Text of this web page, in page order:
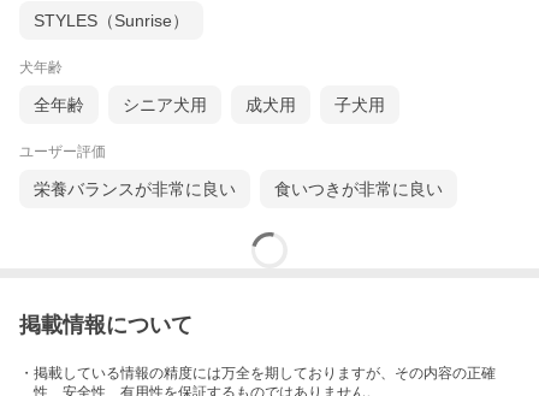
STYLES（Sunrise）
犬年齢
全年齢 シニア犬用 成犬用 子犬用
ユーザー評価
栄養バランスが非常に良い 食いつきが非常に良い
掲載情報について
・掲載している情報の精度には万全を期しておりますが、その内容の正確